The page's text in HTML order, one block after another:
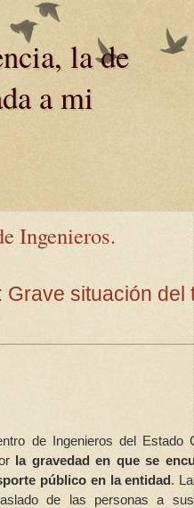
la de
a mi
Ingenieros.
Grave situación
de Ingenieros del Estado
la gravedad en que se
público en la entidad.
de las personas a